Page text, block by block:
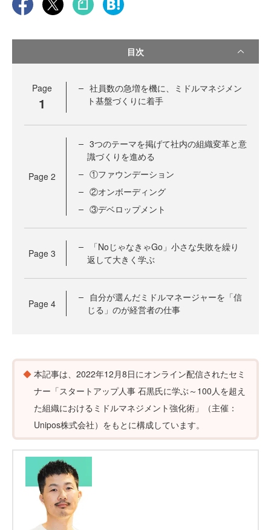
目次
Page
1
社員数の急増を機に、ミドルマネジメン
ト基盤づくりに着手
Page 2
3つのテーマを掲げて社内の組織変革と意
識づくりを進める
①ファウンデーション
②オンボーディング
③デベロップメント
Page 3
「NoじゃなきゃGo」小さな失敗を繰り
返して大きく学ぶ
Page 4
自分が選んだミドルマネージャーを「信
じる」のが経営者の仕事
本記事は、2022年12月8日にオンライン配信されたセミ
ナー「スタートアップ人事 石黒氏に学ぶ～100人を超え
た組織におけるミドルマネジメント強化術」（主催：
Unipos株式会社）をもとに構成しています。